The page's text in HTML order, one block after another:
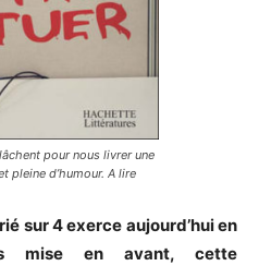
pour nous livrer une
pleine d’humour. A lire
sur 4 exerce aujourd’hui en
mise en avant, cette